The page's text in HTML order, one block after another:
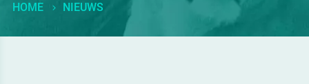
HOME NIEUWS